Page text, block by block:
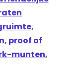
,
, proof of
munten,